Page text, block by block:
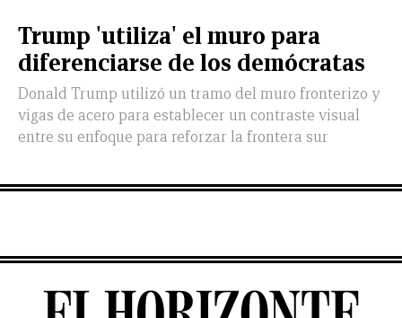
Trump 'utiliza' el muro para
diferenciarse de los demócratas
Donald Trump utilizó un tramo del muro fronterizo y
vigas de acero para establecer un contraste visual
entre su enfoque para reforzar la frontera sur